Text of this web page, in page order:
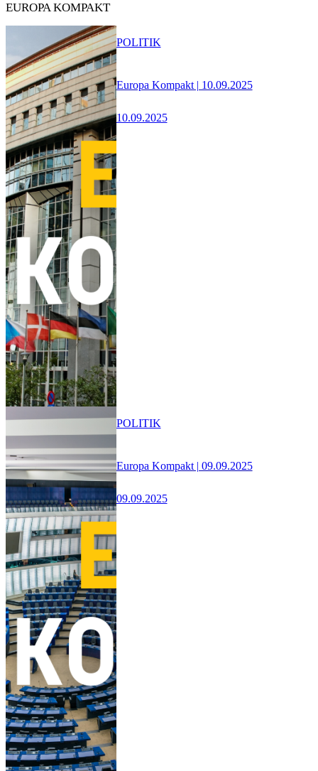
EUROPA KOMPAKT
Europa Kompakt | 10.09.2025
10.09.2025
POLITIK
Europa Kompakt | 09.09.2025
09.09.2025
POLITIK